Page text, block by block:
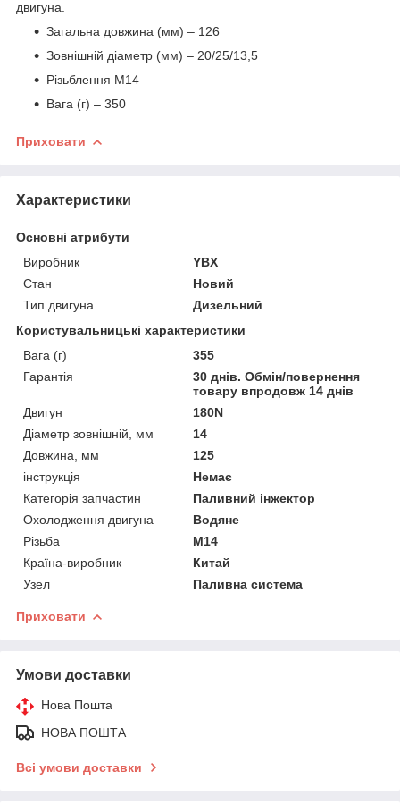
двигуна.
Загальна довжина (мм) – 126
Зовнішній діаметр (мм) – 20/25/13,5
Різьблення М14
Вага (г) – 350
Приховати
Характеристики
Основні атрибути
Виробник
YBX
Стан
Новий
Тип двигуна
Дизельний
Користувальницькі характеристики
Вага (г)
355
Гарантія
30 днів. Обмін/повернення
товару впродовж 14 днів
Двигун
180N
Діаметр зовнішній, мм
14
Довжина, мм
125
інструкція
Немає
Категорія запчастин
Паливний інжектор
Охолодження двигуна
Водяне
Різьба
М14
Країна-виробник
Китай
Узел
Паливна система
Приховати
Умови доставки
Нова Пошта
НОВА ПОШТА
Всі умови доставки